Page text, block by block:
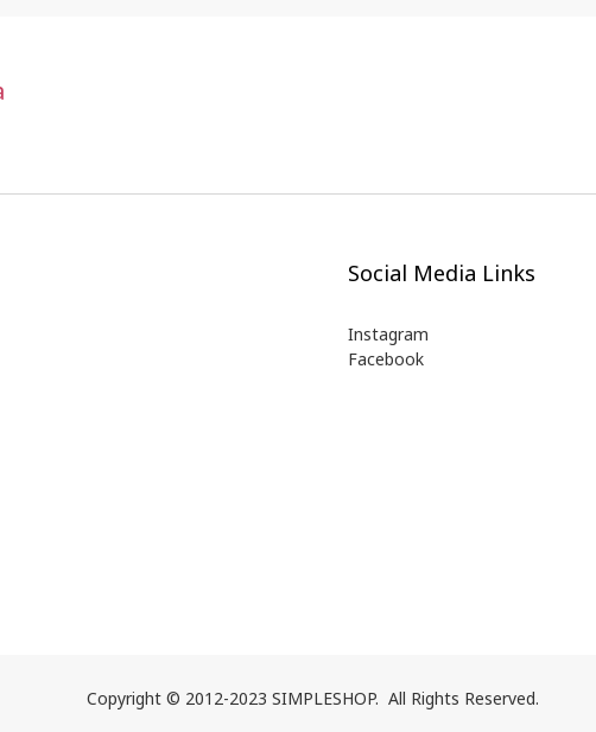
Social Media Links
Instagram
Facebook
Copyright © 2012-2023 SIMPLESHOP. All Rights Reserved.